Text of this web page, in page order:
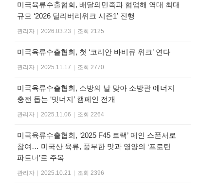
미국육류수출협회, 배달의민족과 협업해 역대 최대
규모 ‘2026 딜리버리위크 시즌1’ 진행
관리자 2026.03.23 조회 2125
미국육류수출협회, 첫 ‘코리안 바비큐 위크’ 연다
관리자 2025.11.17 조회 2770
미국육류수출협회, 소방의 날 맞아 소방관 에너지
충전 돕는 ‘밋너지’ 캠페인 전개
관리자 2025.11.06 조회 2264
미국육류수출협회, ‘2025 F45 트랙’ 메인 스폰서로
참여… 미국산 육류, 풍부한 맛과 영양의 ‘프로틴
파트너’로 주목
관리자 2025.10.21 조회 2396